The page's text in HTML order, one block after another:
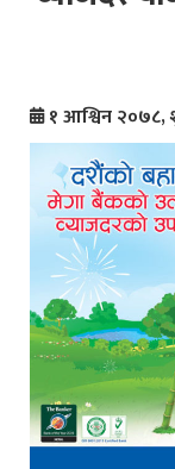
१ आश्विन २०७८,